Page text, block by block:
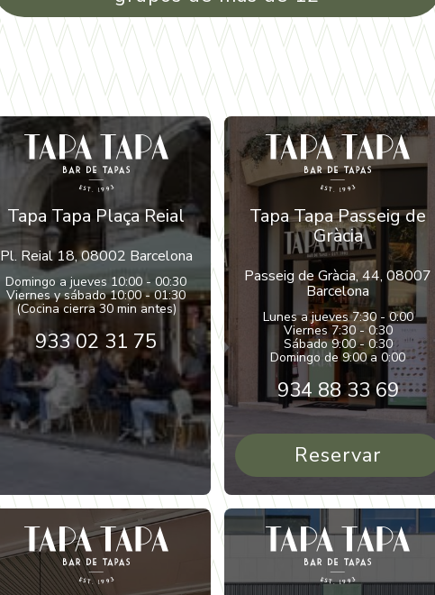
Tapa Tapa Plaça Reial
Pl. Reial 18, 08002 Barcelona
Domingo a jueves 10:00 - 00:30
Viernes y sábado 10:00 - 01:30
(Cocina cierra 30 min antes)
933 02 31 75
Tapa Tapa Passeig de
Gràcia
Passeig de Gràcia, 44, 08007
Barcelona
Lunes a jueves 7:30 - 0:00
Viernes 7:30 - 0:30
Sábado 9:00 - 0:30
Domingo de 9:00 a 0:00
934 88 33 69
Reservar